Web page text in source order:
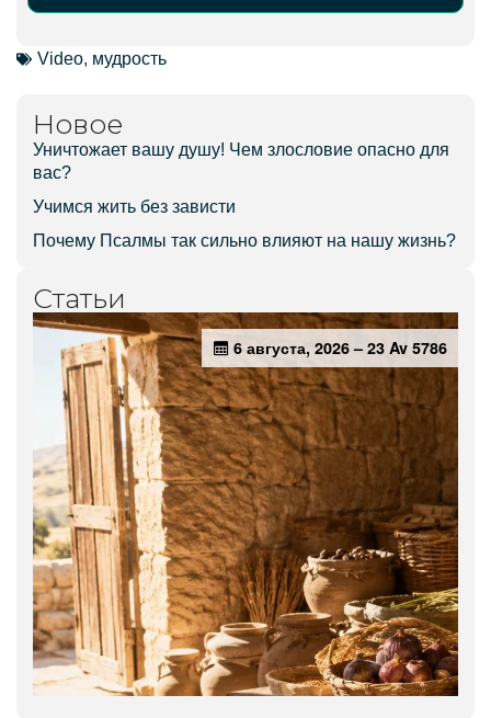
Alternative:
Video, мудрость
Новое
Уничтожает вашу душу! Чем злословие опасно для
вас?
Учимся жить без зависти
Почему Псалмы так сильно влияют на нашу жизнь?
Статьи